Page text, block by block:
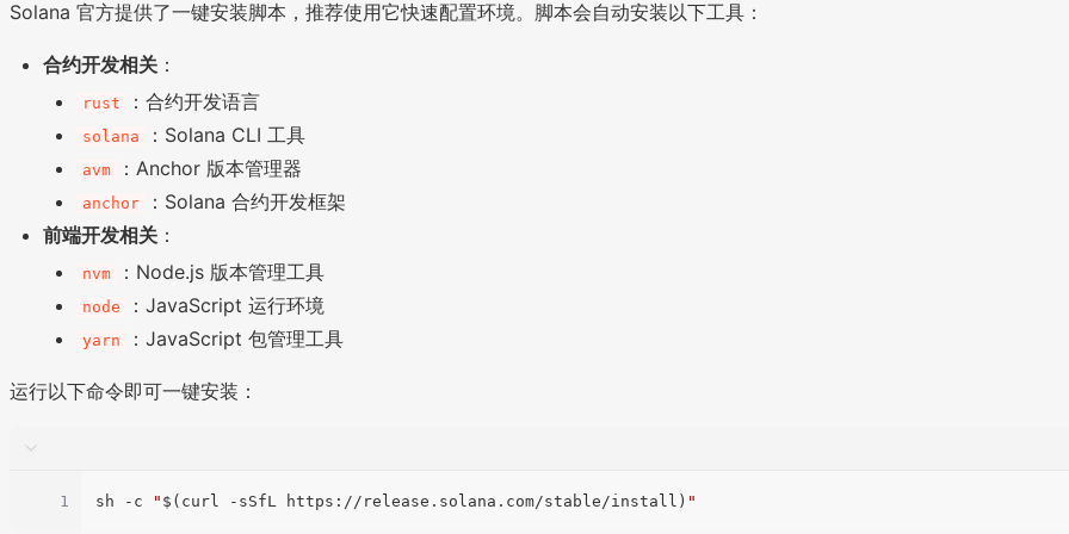
Solana 官方提供了一键安装脚本，推荐使用它快速配置环境。脚本会自动安装以下工具：
合约开发相关 ：
rust ：合约开发语言
solana ：Solana CLI 工具
avm ：Anchor 版本管理器
anchor
：Solana 合约开发框架
前端开发相关 ：
nvm ：Node.js 版本管理工具
node ：JavaScript 运行环境
yarn ：JavaScript 包管理工具
运行以下命令即可一键安装：
1 sh -c " $(curl -sSfL https://release.solana.com/stable/install) "